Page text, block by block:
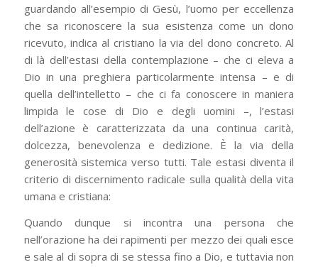
guardando all’esempio di Gesù, l’uomo per eccellenza
che sa riconoscere la sua esistenza come un dono
ricevuto, indica al cristiano la via del dono concreto. Al
di là dell’estasi della contemplazione – che ci eleva a
Dio in una preghiera particolarmente intensa – e di
quella dell’intelletto – che ci fa conoscere in maniera
limpida le cose di Dio e degli uomini –, l’estasi
dell’azione è caratterizzata da una continua carità,
dolcezza, benevolenza e dedizione. È la via della
generosità sistemica verso tutti. Tale estasi diventa il
criterio di discernimento radicale sulla qualità della vita
umana e cristiana:
Quando dunque si incontra una persona che
nell’orazione ha dei rapimenti per mezzo dei quali esce
e sale al di sopra di se stessa fino a Dio, e tuttavia non